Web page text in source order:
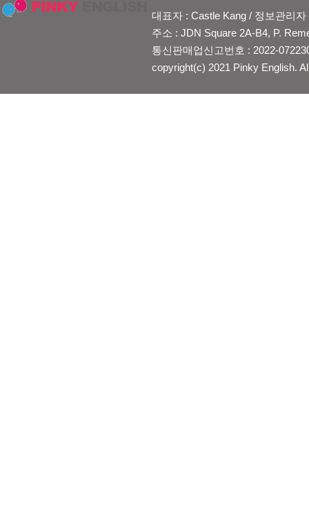
대표자 : Castle Kang / 정보관리
주소 : JDN Square 2A-B4, P.
통신판매업신고번호 : 2022-
copyright(c) 2021 Pinky English.